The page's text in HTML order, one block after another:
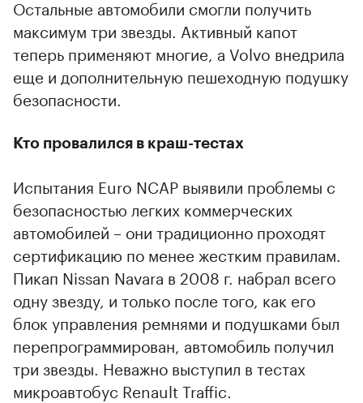
Остальные автомобили смогли получить
максимум три звезды. Активный капот
теперь применяют многие, а Volvo внедрила
еще и дополнительную пешеходную подушку
безопасности.
Кто провалился в краш-тестах
Испытания Euro NCAP выявили проблемы с
безопасностью легких коммерческих
автомобилей – они традиционно проходят
сертификацию по менее жестким правилам.
Пикап Nissan Navara в 2008 г. набрал всего
одну звезду, и только после того, как его
блок управления ремнями и подушками был
перепрограммирован, автомобиль получил
три звезды. Неважно выступил в тестах
микроавтобус Renault Traffic.